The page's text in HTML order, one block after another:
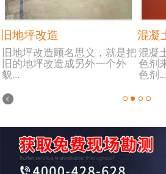
旧地坪改造
旧地坪改造顾名思义，就是把
旧的地坪改造成另外一个外
貌...
混凝
混凝
色剂
色剂...